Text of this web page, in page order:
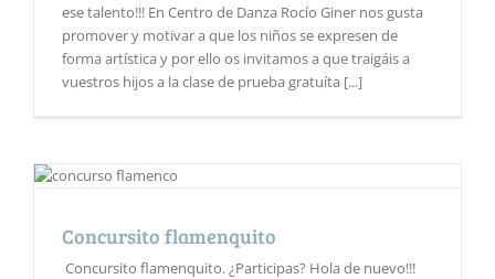
ese talento!!! En Centro de Danza Rocío Giner nos gusta
promover y motivar a que los niños se expresen de
forma artística y por ello os invitamos a que traigáis a
vuestros hijos a la clase de prueba gratuíta [...]
Concursito flamenquito
Concursito flamenquito. ¿Participas? Hola de nuevo!!!